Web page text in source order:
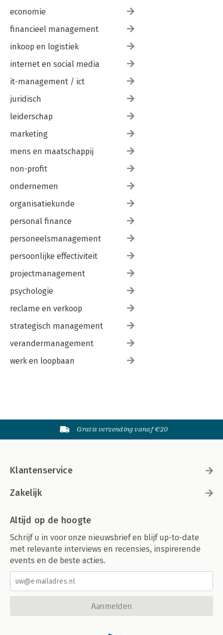
economie
financieel management
inkoop en logistiek
internet en social media
it-management / ict
juridisch
leiderschap
marketing
mens en maatschappij
non-profit
ondernemen
organisatiekunde
personal finance
personeelsmanagement
persoonlijke effectiviteit
projectmanagement
psychologie
reclame en verkoop
strategisch management
verandermanagement
werk en loopbaan
Gratis verzending vanaf €20
Klantenservice
Zakelijk
Altijd op de hoogte
Schrijf u in voor onze nieuwsbrief en blijf up-to-date
met relevante interviews en recensies, inspirerende
events en de beste acties.
Aanmelden